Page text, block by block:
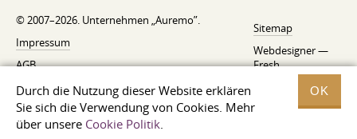
Durch die Nutzung dieser Website erklären
Sie sich die Verwendung von Cookies. Mehr
über unsere Cookie Politik.
OK
© 2007–2026. Unternehmen „Auremo”.
Impressum
AGB
Widerrufsbelehrung
Datenschutzerklärung
Sitemap
Webdesigner —
Fresh